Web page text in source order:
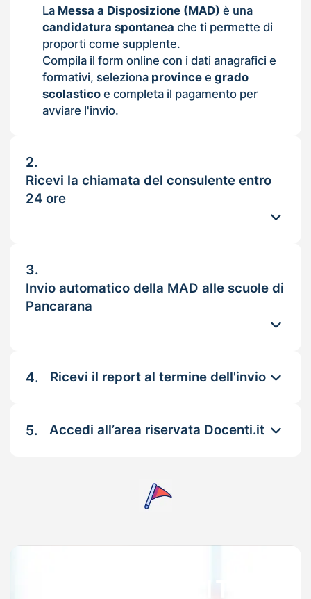
La Messa a Disposizione (MAD) è una
candidatura spontanea che ti permette di
proporti come supplente.
Compila il form online con i dati anagrafici e
formativi, seleziona provincee grado
scolasticoe completa il pagamento per
avviare l'invio.
2.
Ricevi la chiamata del consulente entro
24 ore
3.
Invio automatico della MAD alle scuole di
Pancarana
4. Ricevi il report al termine dell'invio
5. Accedi all’area riservata Docenti.it